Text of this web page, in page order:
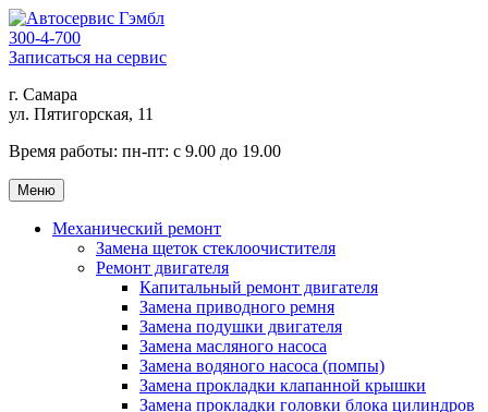
300-4-700
Записаться на сервис
г. Самара
ул. Пятигорская, 11
Время работы: пн-пт: с 9.00 до 19.00
Меню
Механический ремонт
Замена щеток стеклоочистителя
Ремонт двигателя
Капитальный ремонт двигателя
Замена приводного ремня
Замена подушки двигателя
Замена масляного насоса
Замена водяного насоса (помпы)
Замена прокладки клапанной крышки
Замена прокладки головки блока цилиндров